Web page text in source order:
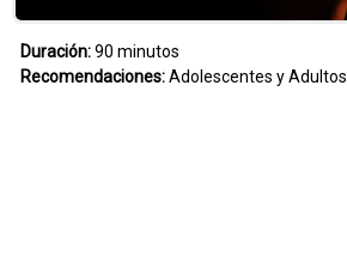
Duración:90 minutos
Recomendaciones:Adolescentes y Adultos